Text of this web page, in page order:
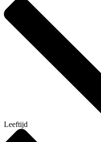
Leeftijd